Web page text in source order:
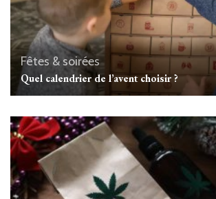
Fêtes & soirées
Quel calendrier de l’avent choisir ?